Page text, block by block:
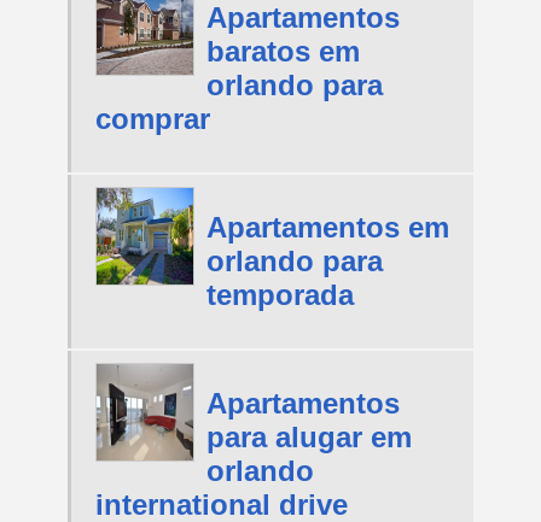
Apartamentos
baratos em
orlando para
comprar
Apartamentos em
orlando para
temporada
Apartamentos
para alugar em
orlando
international drive